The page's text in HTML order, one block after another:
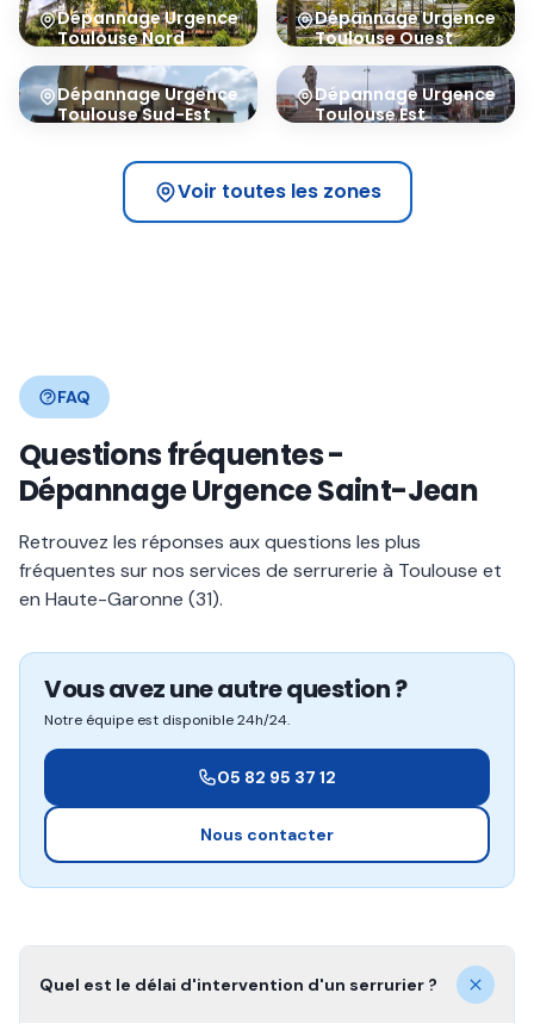
Dépannage Urgence
Toulouse Nord
31200
Dépannage Urgence
Toulouse Ouest
31300
Dépannage Urgence
Toulouse Sud-Est
Dépannage Urgence
Toulouse Est
Voir toutes les zones
FAQ
Questions fréquentes -
Dépannage Urgence Saint-Jean
Retrouvez les réponses aux questions les plus
fréquentes sur nos services de serrurerie à Toulouse et
en Haute-Garonne (31).
Vous avez une autre question ?
Notre équipe est disponible 24h/24.
05 82 95 37 12
Nous contacter
Quel est le délai d'intervention d'un serrurier ?